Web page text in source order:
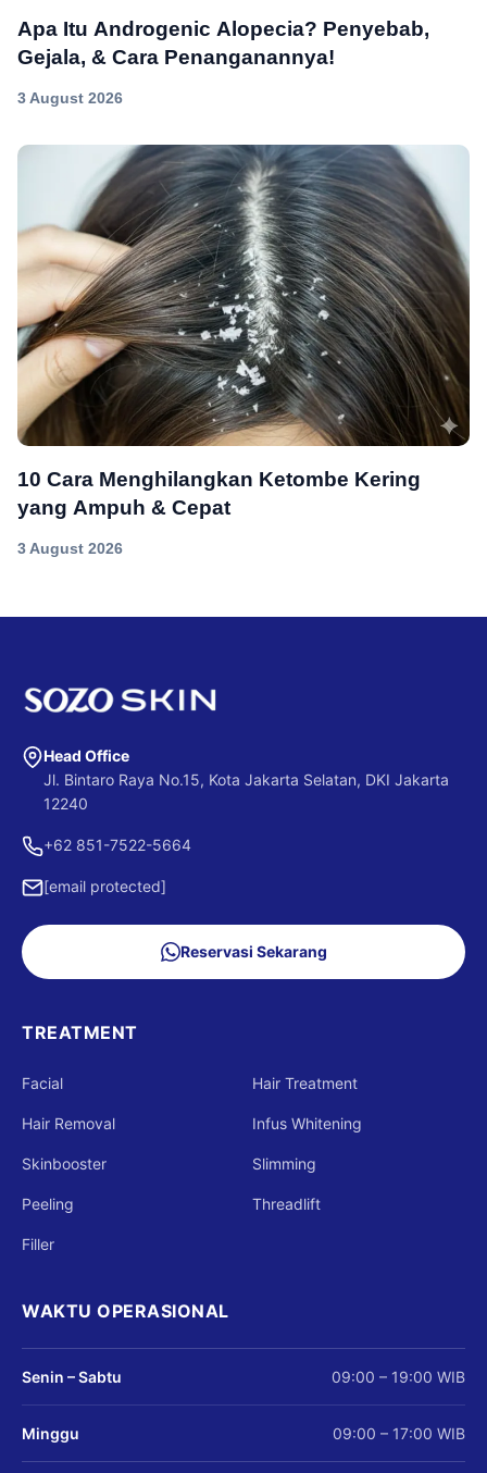
Apa Itu Androgenic Alopecia? Penyebab,
Gejala, & Cara Penanganannya!
3 August 2026
10 Cara Menghilangkan Ketombe Kering
yang Ampuh & Cepat
3 August 2026
Head Office
Jl. Bintaro Raya No.15, Kota Jakarta Selatan, DKI Jakarta
12240
+62 851-7522-5664
[email protected]
Reservasi Sekarang
TREATMENT
Facial Hair Treatment
Hair Removal Infus Whitening
Skinbooster Slimming
Peeling Threadlift
Filler
WAKTU OPERASIONAL
Senin – Sabtu 09:00 – 19:00 WIB
Minggu 09:00 – 17:00 WIB